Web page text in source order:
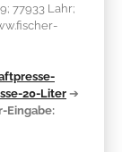
77933 Lahr;
20-Liter ➔
Eingabe: